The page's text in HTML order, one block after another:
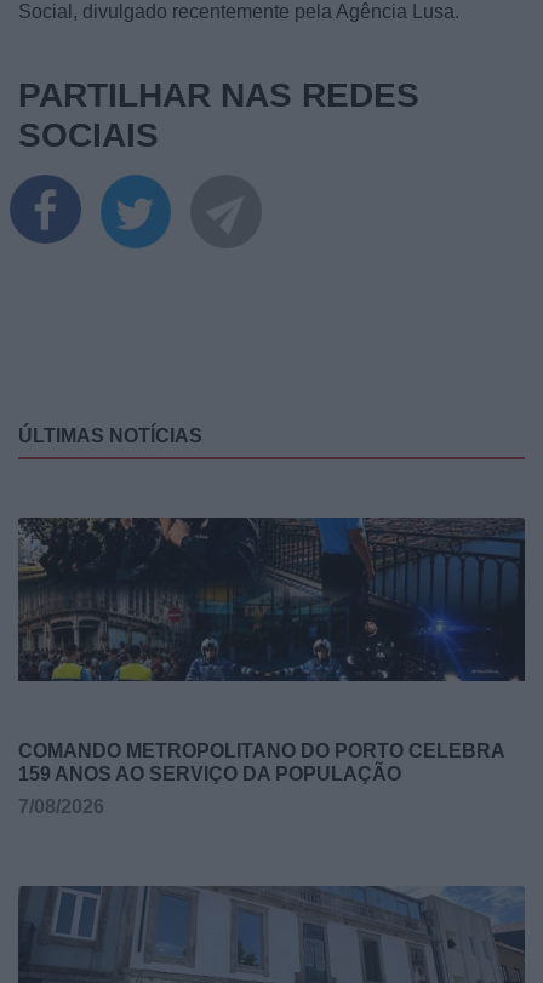
Social, divulgado recentemente pela Agência Lusa.
PARTILHAR NAS REDES
SOCIAIS
ÚLTIMAS NOTÍCIAS
COMANDO METROPOLITANO DO PORTO CELEBRA
159 ANOS AO SERVIÇO DA POPULAÇÃO
7/08/2026